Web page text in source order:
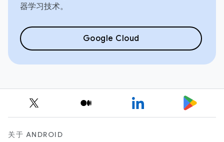
器学习技术。
Google Cloud
关于 ANDROID